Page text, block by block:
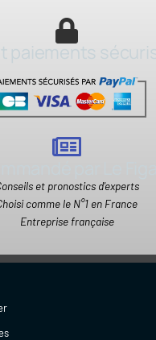
paiements
et pronostics d'experts
comme le N°1 en France
Entreprise française